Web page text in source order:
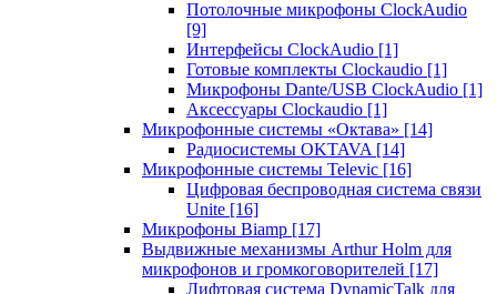
Потолочные микрофоны ClockAudio
[9]
Интерфейсы ClockAudio [1]
Готовые комплекты Clockaudio [1]
Микрофоны Dante/USB ClockAudio [1]
Аксессуары Clockaudio [1]
Микрофонные системы «Октава» [14]
Радиосистемы OKTAVA [14]
Микрофонные системы Televic [16]
Цифровая беспроводная система связи
Unite [16]
Микрофоны Biamp [17]
Выдвижные механизмы Arthur Holm для
микрофонов и громкоговорителей [17]
Лифтовая система DynamicTalk для